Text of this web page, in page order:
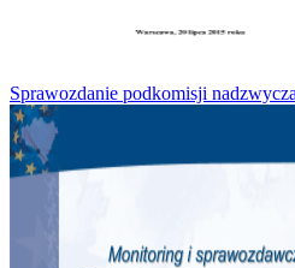
Sprawozdanie podkomisji